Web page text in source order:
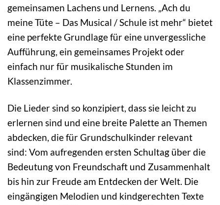
gemeinsamen Lachens und Lernens. „Ach du
meine Tüte – Das Musical / Schule ist mehr“ bietet
eine perfekte Grundlage für eine unvergessliche
Aufführung, ein gemeinsames Projekt oder
einfach nur für musikalische Stunden im
Klassenzimmer.
Die Lieder sind so konzipiert, dass sie leicht zu
erlernen sind und eine breite Palette an Themen
abdecken, die für Grundschulkinder relevant
sind: Vom aufregenden ersten Schultag über die
Bedeutung von Freundschaft und Zusammenhalt
bis hin zur Freude am Entdecken der Welt. Die
eingängigen Melodien und kindgerechten Texte